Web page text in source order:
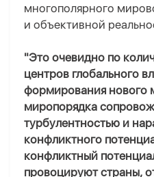
многополярного
и объективной
"Это очевидно по
центров глобального
формирования нового
миропорядка
турбулентностью и
конфликтного
конфликтный
провоцируют страны,